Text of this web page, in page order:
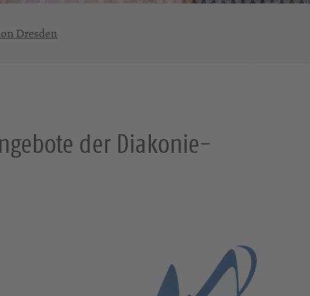
Dresden
der Diakonie-